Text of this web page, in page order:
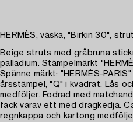
HERMÈS, väska, "Birkin 30",
Beige struts med gråbruna
palladium. Stämpelmärkt
Spänne märkt: "HERMÈS-
årsstämpel, "Q" i kvadrat. Lås
medföljer. Fodrad med
fack varav ett med dragkedja.
regnkappa och kartong